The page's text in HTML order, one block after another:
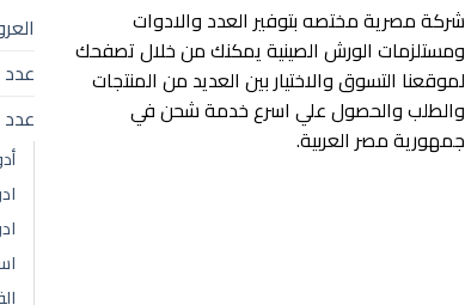
شركة مصرية مختصه بتوفير العدد والادوات
ومستلزمات الورش الصينية يمكنك من خلال تصفحك
لموقعنا التسوق والاختيار بين العديد من المنتجات
والطلب والحصول علي اسرع خدمة شحن في
جمهورية مصر العربية.
عدد